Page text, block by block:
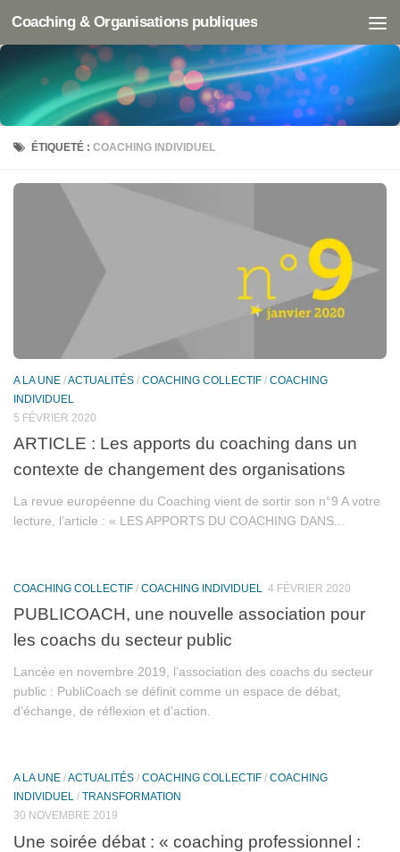
Coaching & Organisations publiques
ÉTIQUETÉ :COACHING INDIVIDUEL
A LA UNE /ACTUALITÉS / COACHING COLLECTIF / COACHING
INDIVIDUEL
5 FÉVRIER 2020
ARTICLE : Les apports du coaching dans un
contexte de changement des organisations
La revue européenne du Coaching vient de sortir son n°9 A votre
lecture, l’article : « LES APPORTS DU COACHING DANS...
COACHING COLLECTIF / COACHING INDIVIDUEL 4 FÉVRIER 2020
PUBLICOACH, une nouvelle association pour
les coachs du secteur public
Lancée en novembre 2019, l’association des coachs du secteur
public : PubliCoach se définit comme un espace de débat,
d’échange, de réflexion et d’action.
A LA UNE /ACTUALITÉS / COACHING COLLECTIF / COACHING
INDIVIDUEL / TRANSFORMATION
30 NOVEMBRE 2019
Une soirée débat : « coaching professionnel :